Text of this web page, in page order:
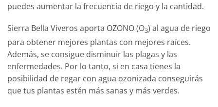
puedes aumentar la frecuencia de riego y la cantidad.
Sierra Bella Viveros aporta OZONO (O3) al agua de riego
para obtener mejores plantas con mejores raíces.
Además, se consigue disminuir las plagas y las
enfermedades. Por lo tanto, si en casa tienes la
posibilidad de regar con agua ozonizada conseguirás
que tus plantas estén más sanas y más verdes.